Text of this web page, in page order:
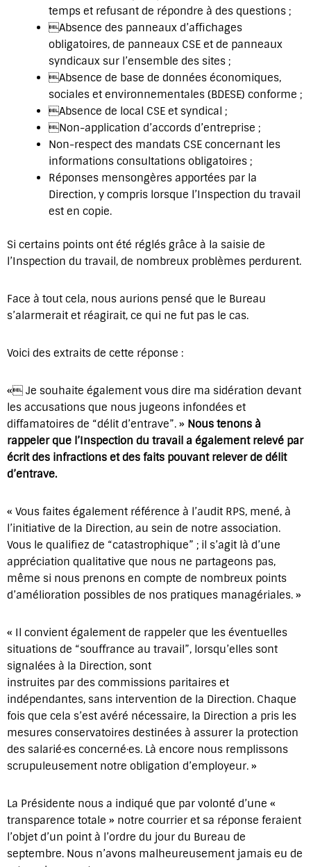
temps et refusant de répondre à des questions ;
Absence des panneaux d’affichages
obligatoires, de panneaux CSE et de panneaux
syndicaux sur l’ensemble des sites ;
Absence de base de données économiques,
sociales et environnementales (BDESE) conforme ;
Absence de local CSE et syndical ;
Non-application d’accords d’entreprise ;
Non-respect des mandats CSE concernant les
informations consultations obligatoires ;
Réponses mensongères apportées par la
Direction, y compris lorsque l’Inspection du travail
est en copie.
Si certains points ont été réglés grâce à la saisie de
l’Inspection du travail, de nombreux problèmes perdurent.
Face à tout cela, nous aurions pensé que le Bureau
s’alarmerait et réagirait, ce qui ne fut pas le cas.
Voici des extraits de cette réponse :
« Je souhaite également vous dire ma sidération devant
les accusations que nous jugeons infondées et
diffamatoires de “délit d’entrave”. » Nous tenons à
rappeler que l’Inspection du travail a également relevé par
écrit des infractions et des faits pouvant relever de délit
d’entrave.
« Vous faites également référence à l’audit RPS, mené, à
l’initiative de la Direction, au sein de notre association.
Vous le qualifiez de “catastrophique” ; il s’agit là d’une
appréciation qualitative que nous ne partageons pas,
même si nous prenons en compte de nombreux points
d’amélioration possibles de nos pratiques managériales. »
« Il convient également de rappeler que les éventuelles
situations de “souffrance au travail”, lorsqu’elles sont
signalées à la Direction, sont
instruites par des commissions paritaires et
indépendantes, sans intervention de la Direction. Chaque
fois que cela s’est avéré nécessaire, la Direction a pris les
mesures conservatoires destinées à assurer la protection
des salarié·es concerné·es. Là encore nous remplissons
scrupuleusement notre obligation d’employeur. »
La Présidente nous a indiqué que par volonté d’une «
transparence totale » notre courrier et sa réponse feraient
l’objet d’un point à l’ordre du jour du Bureau de
septembre. Nous n’avons malheureusement jamais eu de